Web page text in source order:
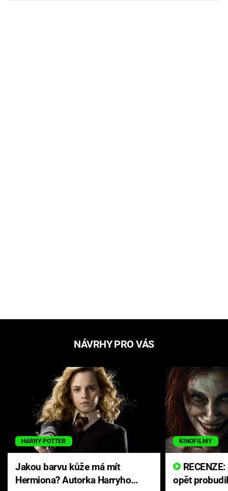
NÁVRHY PRO VÁS
HARRY POTTER
Jakou barvu kůže má mít
Hermiona? Autorka Harryho
KINOFILMY
opět